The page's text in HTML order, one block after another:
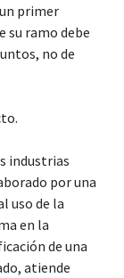
primer
ramo debe
no de
industrias
por una
uso de la
en la
de una
atiende